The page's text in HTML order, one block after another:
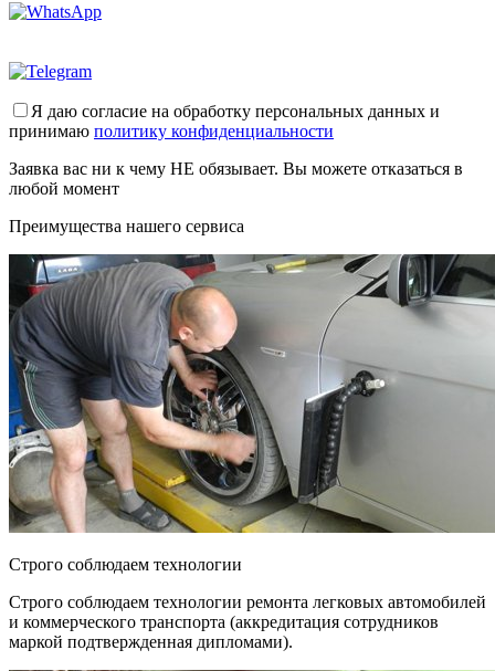
Я даю согласие на обработку персональных данных и
принимаю политику конфиденциальности
Заявка вас ни к чему НЕ обязывает. Вы можете отказаться в
любой момент
Преимущества нашего сервиса
Строго соблюдаем технологии
Строго соблюдаем технологии ремонта легковых автомобилей
и коммерческого транспорта (аккредитация сотрудников
маркой подтвержденная дипломами).